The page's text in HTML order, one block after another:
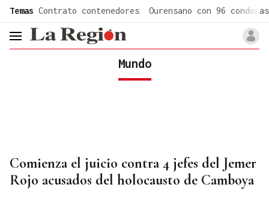
Temas Contrato contenedores Ourensano con 96 condenas
header.menu.open
Mundo
Comienza el juicio contra 4 jefes del Jemer
Rojo acusados del holocausto de Camboya